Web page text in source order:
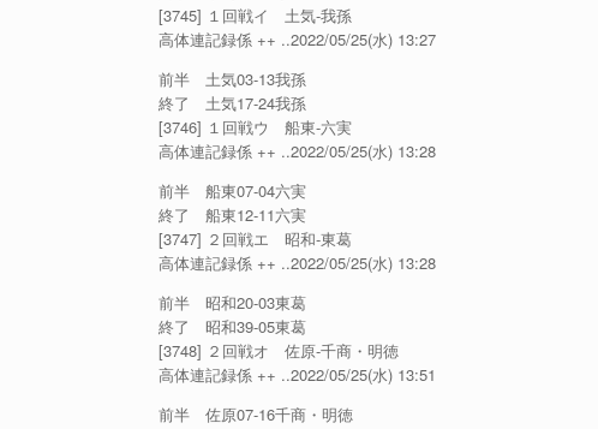
[3745] １回戦イ 土気-我孫
高体連記録係 ++ ..2022/05/25(水) 13:27
前半 土気03-13我孫
終了 土気17-24我孫
[3746] １回戦ウ 船東-六実
高体連記録係 ++ ..2022/05/25(水) 13:28
前半 船東07-04六実
終了 船東12-11六実
[3747] ２回戦エ 昭和-東葛
高体連記録係 ++ ..2022/05/25(水) 13:28
前半 昭和20-03東葛
終了 昭和39-05東葛
[3748] ２回戦オ 佐原-千商・明徳
高体連記録係 ++ ..2022/05/25(水) 13:51
前半 佐原07-16千商・明徳